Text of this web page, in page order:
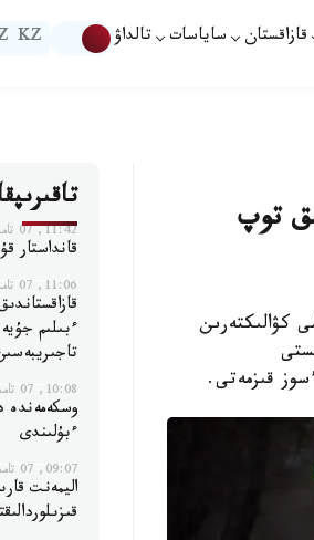
قازاقستان ساياسات تالداۋ KZ
توپ
كۋالىكتەرىن
قىلمىستىق ءىستى
قىزمەتى.
11:42, 07 تامىز 2026
قانداستار
11:06, 07 تامىز 2026
ءبىلىم
10:08, 07 تامىز 2026
وسكەمەندە
ءبۇلىندى
09:07, 07 تامىز 2026